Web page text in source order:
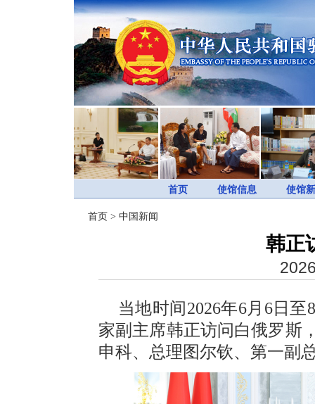
首页 使馆信息 使馆
首页 > 中国新闻
韩正
当地时间2026年6月6日
家副主席韩正访问白俄罗斯
申科、总理图尔钦、第一副